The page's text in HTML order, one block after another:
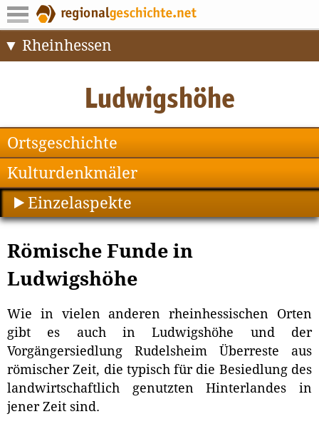
Rheinhessen
Ortsgeschichte
Kulturdenkmäler
Einzelaspekte
Römische Funde in
Ludwigshöhe
Wie in vielen anderen rheinhessischen Orten
gibt es auch in Ludwigshöhe und der
Vorgängersiedlung Rudelsheim Überreste aus
römischer Zeit, die typisch für die Besiedlung des
landwirtschaftlich genutzten Hinterlandes in
jener Zeit sind.